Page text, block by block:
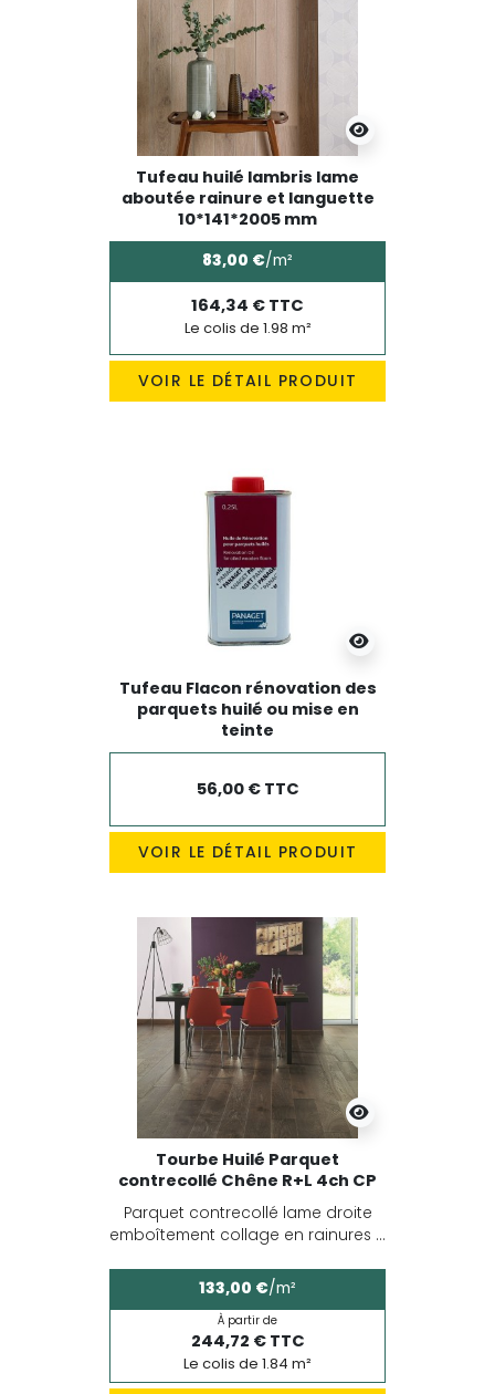
Tufeau huilé lambris lame
aboutée rainure et languette
10*141*2005 mm
83,00 €/m²
164,34 € TTC
Le colis de 1.98 m²
VOIR LE DÉTAIL PRODUIT
Tufeau Flacon rénovation des
parquets huilé ou mise en
teinte
56,00 € TTC
VOIR LE DÉTAIL PRODUIT
Tourbe Huilé Parquet
contrecollé Chêne R+L 4ch CP
Parquet contrecollé lame droite
emboîtement collage en rainures ...
133,00 €/m²
À partir de
244,72 € TTC
Le colis de 1.84 m²